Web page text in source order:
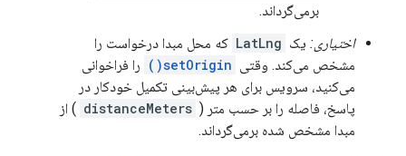
برمی‌گرداند.
اختیاری: یک LatLng که محل مبدا درخواست را
مشخص می‌کند. وقتی
setOrigin()
را فراخوانی
می‌کنید، سرویس برای هر پیش‌بینی تکمیل خودکار در
پاسخ، فاصله را بر حسب متر ( distanceMeters ) از
مبدا مشخص شده برمی‌گرداند.